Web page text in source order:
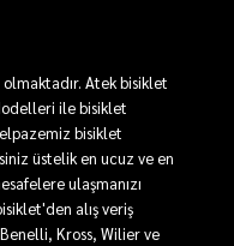
Atek bisiklet
ile bisiklet
bisiklet
üstelik en ucuz ve en
ulaşmanızı
alış veriş
Kross, Wilier ve